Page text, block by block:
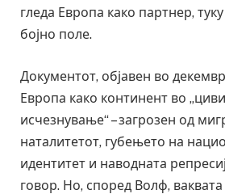
гледа Европа како партнер,
бојно поле.
Документот, објавен во
Европа како континент во
исчезнување“ – загрозен од
наталитетот, губењето на
идентитет и наводната
говор. Но, според Волф,